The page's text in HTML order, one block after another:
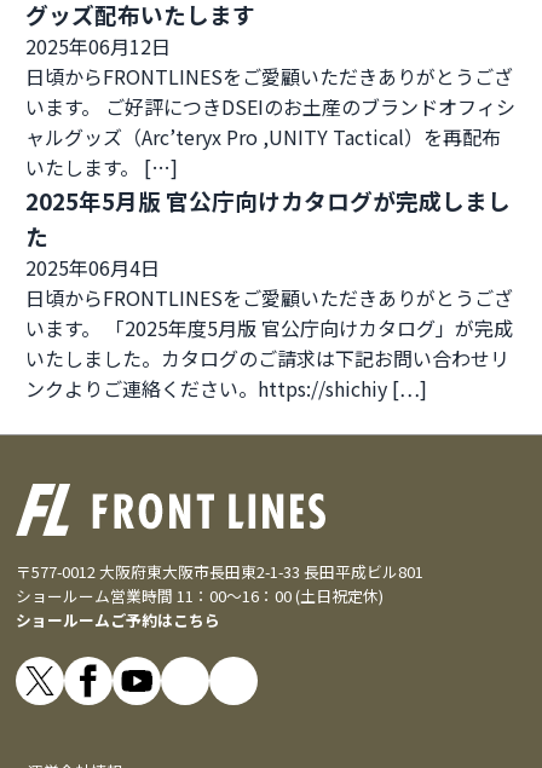
グッズ配布いたします
2025年06月12日
日頃からFRONTLINESをご愛顧いただきありがとうござ
います。 ご好評につきDSEIのお土産のブランドオフィシ
ャルグッズ（Arc’teryx Pro ,UNITY Tactical）を再配布
いたします。 […]
2025年5月版 官公庁向けカタログが完成しまし
た
2025年06月4日
日頃からFRONTLINESをご愛顧いただきありがとうござ
います。 「2025年度5月版 官公庁向けカタログ」が完成
いたしました。カタログのご請求は下記お問い合わせリ
ンクよりご連絡ください。https://shichiy […]
〒577-0012 大阪府東大阪市長田東2-1-33 長田平成ビル801
ショールーム営業時間 11：00～16：00 (土日祝定休)
ショールームご予約はこちら